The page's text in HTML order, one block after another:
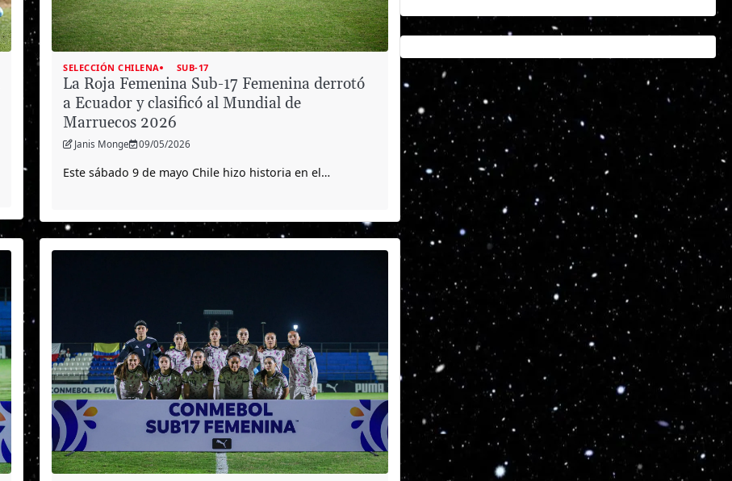
SELECCIÓN CHILENA SUB-17
La Roja Femenina Sub-17 Femenina derrotó
a Ecuador y clasificó al Mundial de
Marruecos 2026
Janis Monge 09/05/2026
Este sábado 9 de mayo Chile hizo historia en el…